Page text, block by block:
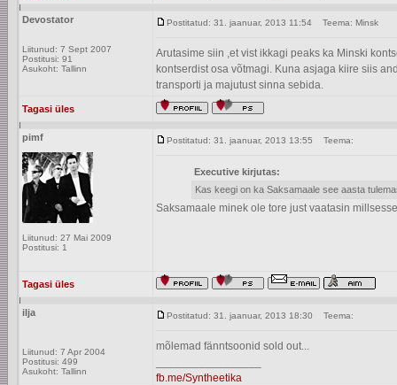
Devostator
Liitunud: 7 Sept 2007
Postitusi: 91
Asukoht: Tallinn
Postitatud: 31. jaanuar, 2013 11:54 Teema: Minsk
Arutasime siin ,et vist ikkagi peaks ka Minski
kontserdist osa võtmagi. Kuna asjaga kiire siis
transporti ja majutust sinna sebida.
Tagasi üles
pimf
Liitunud: 27 Mai 2009
Postitusi: 1
Postitatud: 31. jaanuar, 2013 13:55 Teema:
Executive kirjutas:
Kas keegi on ka Saksamaale see aasta
Saksamaale minek ole tore just vaatasin
Tagasi üles
ilja
Liitunud: 7 Apr 2004
Postitusi: 499
Asukoht: Tallinn
Postitatud: 31. jaanuar, 2013 18:30 Teema:
mõlemad fänntsoonid sold out...
fb.me/Syntheetika